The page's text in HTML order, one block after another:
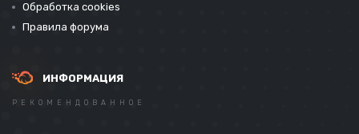
Обработка cookies
Правила форума
ИНФОРМАЦИЯ
РЕКОМЕНДОВАННОЕ